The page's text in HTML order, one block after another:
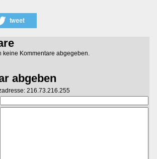
keine Kommentare abgegeben.
abgeben
216.73.216.255